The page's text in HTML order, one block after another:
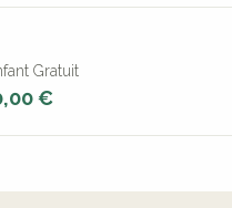
Gratuit
€